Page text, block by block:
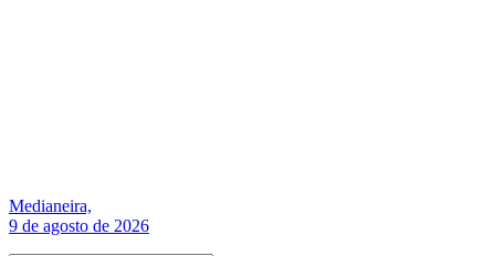
Medianeira,
9 de agosto de 2026